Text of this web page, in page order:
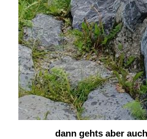
dann gehts aber auch